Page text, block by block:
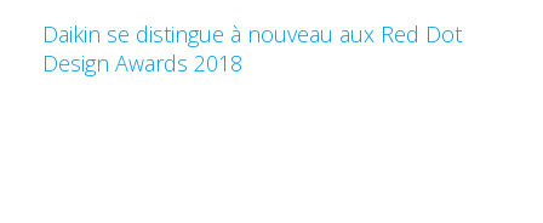
Daikin se distingue à nouveau aux Red Dot
Design Awards 2018